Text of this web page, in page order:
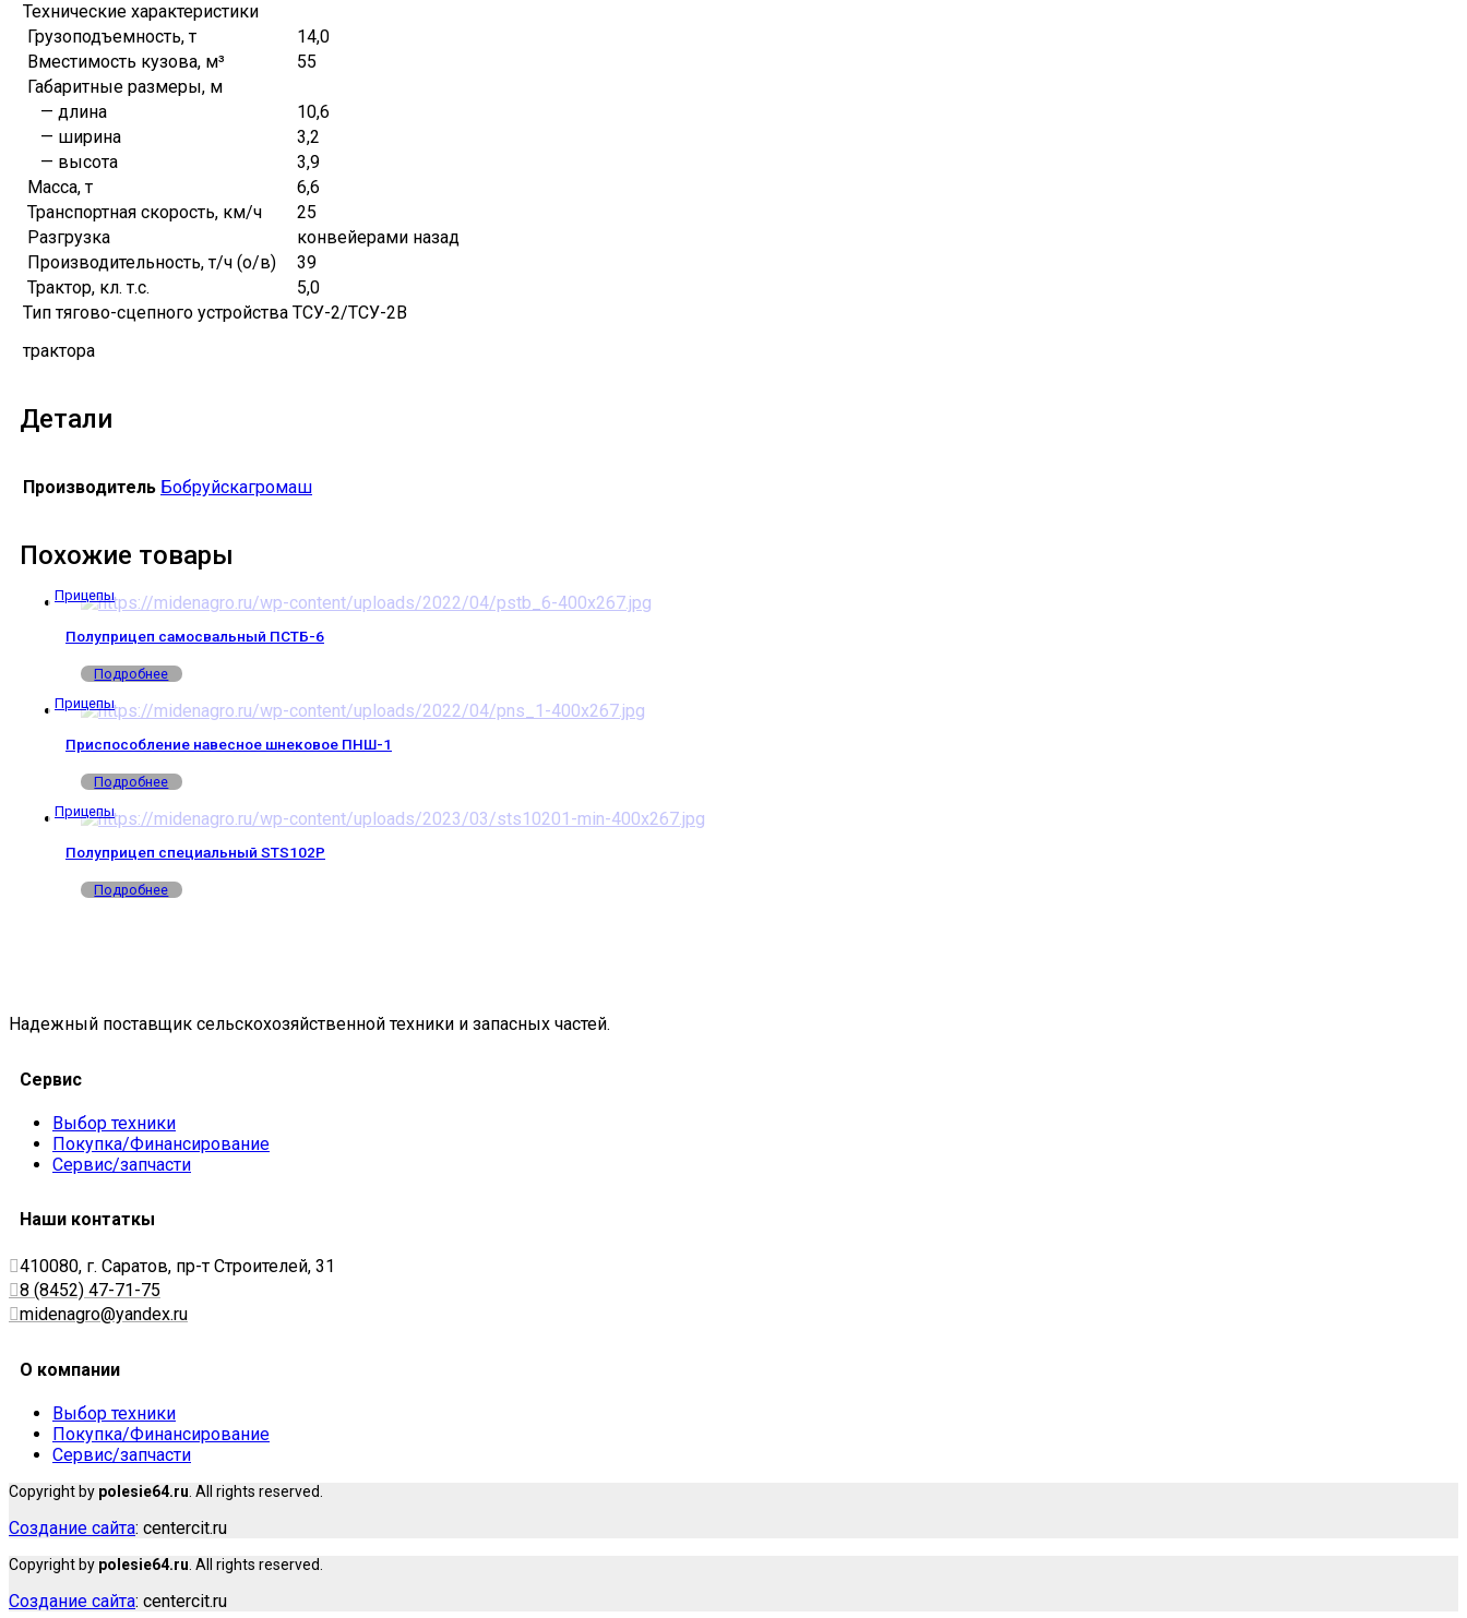
Технические характеристики
Грузоподъемность, т
14,0
Вместимость кузова, м³
55
Габаритные размеры, м
— длина
10,6
— ширина
3,2
— высота
3,9
Масса, т
6,6
Транспортная скорость, км/ч
25
Разгрузка
конвейерами назад
Производительность, т/ч (о/в)
39
Трактор, кл. т.с.
5,0
Тип тягово-сцепного устройства
трактора
ТСУ-2/ТСУ-2В
Детали
Производитель Бобруйскагромаш
Похожие товары
Прицепы
Полуприцеп самосвальный ПСТБ-6
Подробнее
Прицепы
Приспособление навесное шнековое ПНШ-1
Подробнее
Прицепы
Полуприцеп специальный STS102P
Подробнее
Надежный поставщик сельскохозяйственной техники и запасных частей.
Сервис
Выбор техники
Покупка/Финансирование
Сервис/запчасти
Наши контаткы
410080, г. Саратов, пр-т Строителей, 31
8 (8452) 47-71-75
midenagro@yandex.ru
О компании
Выбор техники
Покупка/Финансирование
Сервис/запчасти
Copyright by polesie64.ru . All rights reserved.
Создание сайта: centercit.ru
Copyright by polesie64.ru . All rights reserved.
Создание сайта: centercit.ru